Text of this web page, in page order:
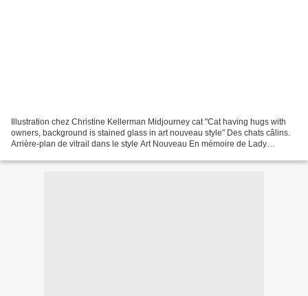
Illustration chez Christine Kellerman Midjourney cat "Cat having hugs with
owners, background is stained glass in art nouveau style" Des chats câlins.
Arrière-plan de vitrail dans le style Art Nouveau En mémoire de Lady